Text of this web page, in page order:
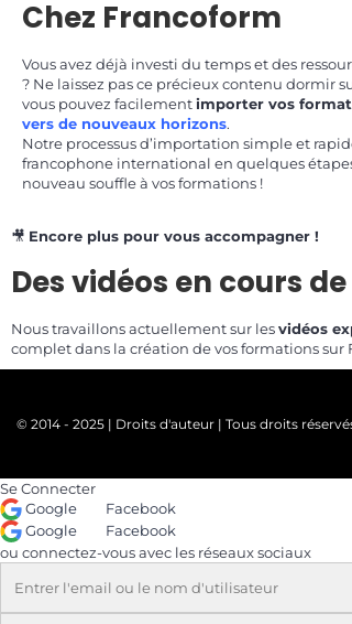
Chez Francoform
Vous avez déjà investi du temps et des
? Ne laissez pas ce précieux contenu dormir
vous pouvez facilementimporter vos
vers de nouveaux horizons.
Notre processus d’importation simple et
francophone international en quelques
nouveau souffle à vos formations !
🎥 Encore plus pour vous accompagner !
Des vidéos en cours
Nous travaillons actuellement sur lesvidéos
complet dans la création de vos formations sur
© 2014 - 2025 | Droits d'auteur | Tous droits
Se Connecter
Google
Facebook
Google
Facebook
ou connectez-vous avec les réseaux sociaux